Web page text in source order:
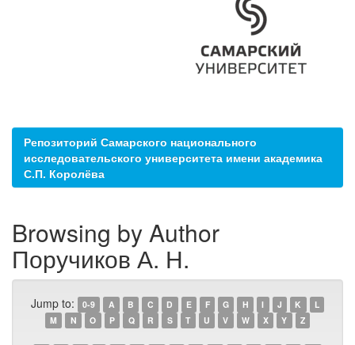
Репозиторий Самарского национального
исследовательского университета имени академика
С.П. Королёва
Browsing by Author
Поручиков А. Н.
Jump to: 0-9 A B C D E F G H I J K
L
M
N O P Q R S T U V W X Y Z